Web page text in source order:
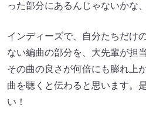
った部分にあるんじゃないかな
インディーズで、自分たちだけ
ない編曲の部分を、大先輩が担
その曲の良さが何倍にも膨れ
曲を聴くと伝わると思います。
い！